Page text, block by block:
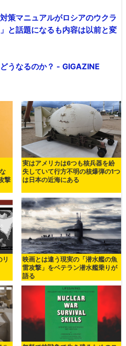
策マニュアルがロシアのウクラ
と話題になるも内容は以前と変
うなるのか？ - GIGAZINE
撃
実はアメリカは6つも核兵器を紛
失していて行方不明の核爆弾の1つ
は日本の近海にある
リ
映画とは違う現実の「潜水艦の魚
雷攻撃」をベテラン潜水艦乗りが
語る